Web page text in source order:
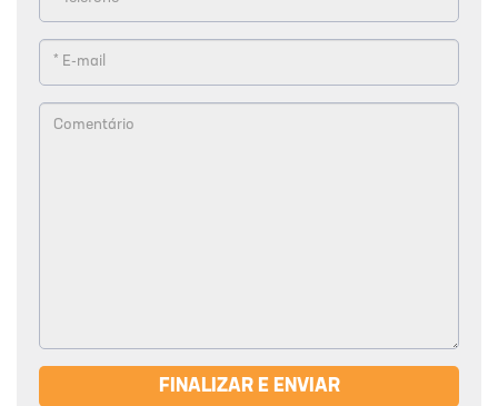
FINALIZAR E ENVIAR